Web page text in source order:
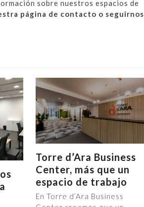
sobre nuestros espacios de
página de contacto o seguirnos
Torre d’Ara Business
Center, más que un
espacio de trabajo
En Torre d’Ara Business